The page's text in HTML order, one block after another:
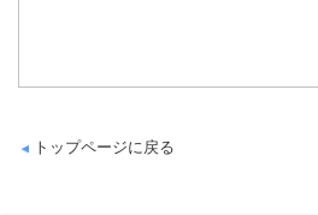
トップページに戻る